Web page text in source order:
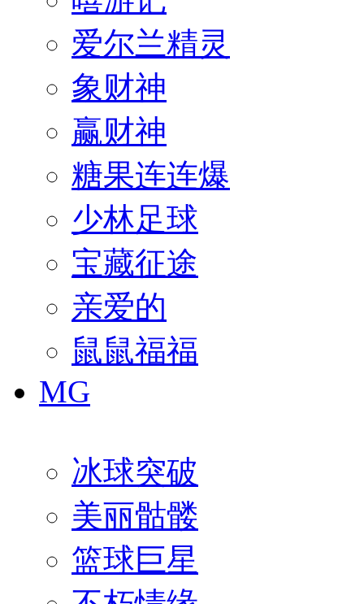
爱尔兰精灵
象财神
赢财神
糖果连连爆
少林足球
宝藏征途
亲爱的
鼠鼠福福
MG
冰球突破
美丽骷髅
篮球巨星